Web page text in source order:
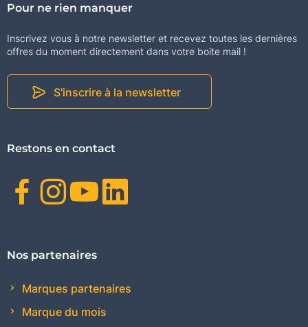
Pour ne rien manquer
Inscrivez vous à notre newsletter et recevez toutes les dernières
offres du moment directement dans votre boite mail !
S'inscrire à la newsletter
Restons en contact
Facebook
Instagram
Youtube
Nos partenaires
Marques partenaires
Marque du mois